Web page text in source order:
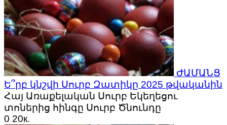
ԺԱՄԱՆՑ
Ե՞րբ կնշվի Սուրբ Զատիկը 2025 թվականին
Հայ Առաքելական Սուրբ Եկեղեցու
տոներից հինգը Սուրբ Ծնունդը
0 20к.